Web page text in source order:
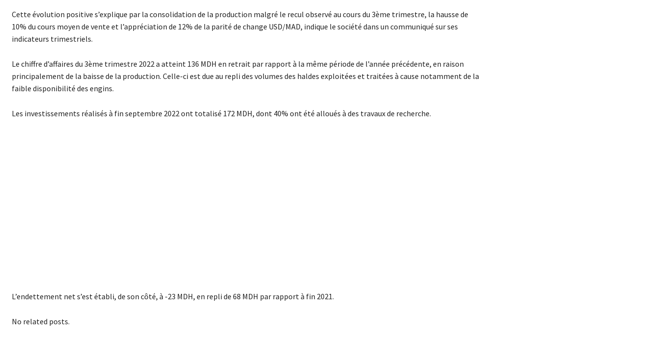
Cette évolution positive s’explique par la consolidation de la production malgré le recul observé au cours du 3ème trimestre, la hausse de
10% du cours moyen de vente et l’appréciation de 12% de la parité de change USD/MAD, indique le société dans un communiqué sur ses
indicateurs trimestriels.
Le chiffre d’affaires du 3ème trimestre 2022 a atteint 136 MDH en retrait par rapport à la même période de l’année précédente, en raison
principalement de la baisse de la production. Celle-ci est due au repli des volumes des haldes exploitées et traitées à cause notamment de la
faible disponibilité des engins.
Les investissements réalisés à fin septembre 2022 ont totalisé 172 MDH, dont 40% ont été alloués à des travaux de recherche.
L’endettement net s’est établi, de son côté, à -23 MDH, en repli de 68 MDH par rapport à fin 2021.
No related posts.